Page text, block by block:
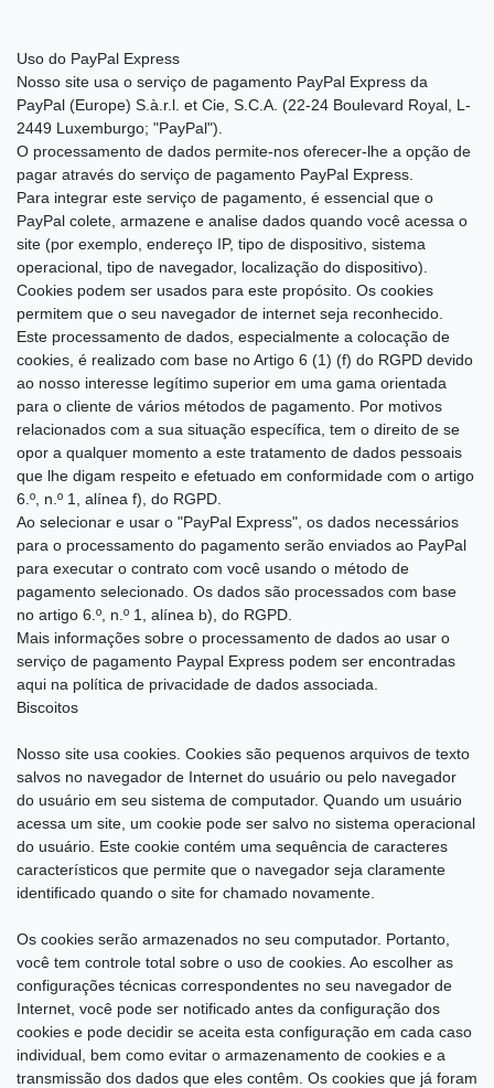
Uso do PayPal Express
Nosso site usa o serviço de pagamento PayPal Express da
PayPal (Europe) S.à.r.l. et Cie, S.C.A. (22-24 Boulevard Royal, L-
2449 Luxemburgo; "PayPal").
O processamento de dados permite-nos oferecer-lhe a opção de
pagar através do serviço de pagamento PayPal Express.
Para integrar este serviço de pagamento, é essencial que o
PayPal colete, armazene e analise dados quando você acessa o
site (por exemplo, endereço IP, tipo de dispositivo, sistema
operacional, tipo de navegador, localização do dispositivo).
Cookies podem ser usados ​​para este propósito. Os cookies
permitem que o seu navegador de internet seja reconhecido.
Este processamento de dados, especialmente a colocação de
cookies, é realizado com base no Artigo 6 (1) (f) do RGPD devido
ao nosso interesse legítimo superior em uma gama orientada
para o cliente de vários métodos de pagamento. Por motivos
relacionados com a sua situação específica, tem o direito de se
opor a qualquer momento a este tratamento de dados pessoais
que lhe digam respeito e efetuado em conformidade com o artigo
6.º, n.º 1, alínea f), do RGPD.
Ao selecionar e usar o "PayPal Express", os dados necessários
para o processamento do pagamento serão enviados ao PayPal
para executar o contrato com você usando o método de
pagamento selecionado. Os dados são processados ​​com base
no artigo 6.º, n.º 1, alínea b), do RGPD.
Mais informações sobre o processamento de dados ao usar o
serviço de pagamento Paypal Express podem ser encontradas
aqui na política de privacidade de dados associada.
Biscoitos
Nosso site usa cookies. Cookies são pequenos arquivos de texto
salvos no navegador de Internet do usuário ou pelo navegador
do usuário em seu sistema de computador. Quando um usuário
acessa um site, um cookie pode ser salvo no sistema operacional
do usuário. Este cookie contém uma sequência de caracteres
característicos que permite que o navegador seja claramente
identificado quando o site for chamado novamente.
Os cookies serão armazenados no seu computador. Portanto,
você tem controle total sobre o uso de cookies. Ao escolher as
configurações técnicas correspondentes no seu navegador de
Internet, você pode ser notificado antes da configuração dos
cookies e pode decidir se aceita esta configuração em cada caso
individual, bem como evitar o armazenamento de cookies e a
transmissão dos dados que eles contêm. Os cookies que já foram